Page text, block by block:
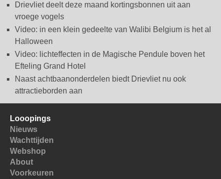
Drievliet deelt deze maand kortingsbonnen uit aan
vroege vogels
Video: in een klein gedeelte van Walibi Belgium is het al
Halloween
Video: lichteffecten in de Magische Pendule boven het
Efteling Grand Hotel
Naast achtbaanonderdelen biedt Drievliet nu ook
attractieborden aan
Looopings
Nieuws
Wachttijden
Webshop
About
Voorkeuren